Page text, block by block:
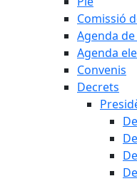
Comissió
Agenda
Agenda
Convenis
Decrets